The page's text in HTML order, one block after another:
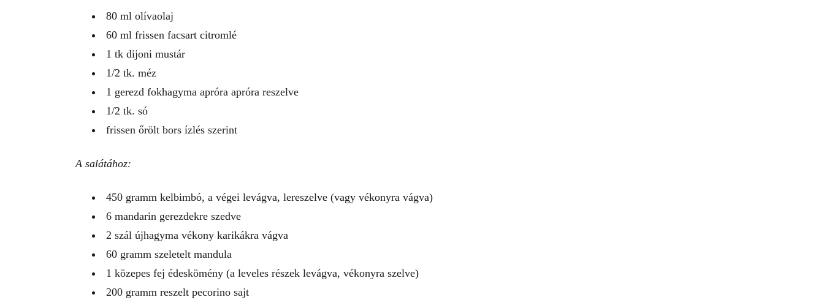
80 ml olívaolaj
60 ml frissen facsart citromlé
1 tk dijoni mustár
1/2 tk. méz
1 gerezd fokhagyma apróra apróra reszelve
1/2 tk. só
frissen őrölt bors ízlés szerint
A salátához:
450 gramm kelbimbó, a végei levágva, lereszelve (vagy vékonyra vágva)
6 mandarin gerezdekre szedve
2 szál újhagyma vékony karikákra vágva
60 gramm szeletelt mandula
1 közepes fej édeskömény (a leveles részek levágva, vékonyra szelve)
200 gramm reszelt pecorino sajt